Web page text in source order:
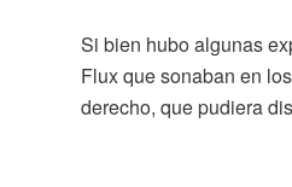
Si bien hubo algunas
Flux que sonaban en
derecho, que pudiera